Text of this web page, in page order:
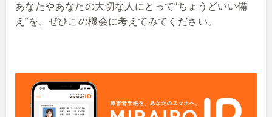
あなたやあなたの大切な人にとって“ちょうどいい備
え”を、ぜひこの機会に考えてみてください。